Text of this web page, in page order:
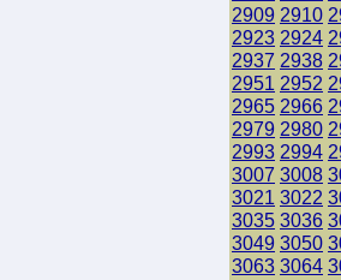
2909 2910
2923 2924
2937 2938
2951 2952
2965 2966
2979 2980
2993 2994
3007 3008
3021 3022
3035 3036
3049 3050
3063 3064